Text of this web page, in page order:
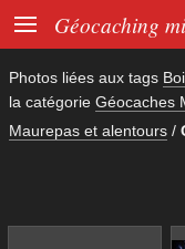
 Géocaching
Photos liées aux tags
la catégorie Géocaches
Maurepas et alentours /